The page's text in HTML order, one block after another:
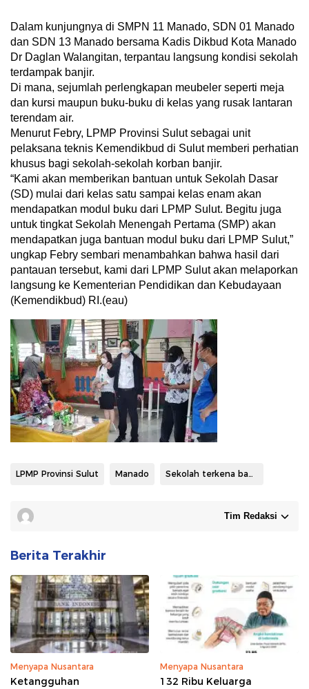
Dalam kunjungnya di SMPN 11 Manado, SDN 01 Manado
dan SDN 13 Manado bersama Kadis Dikbud Kota Manado
Dr Daglan Walangitan, terpantau langsung kondisi sekolah
terdampak banjir.
Di mana, sejumlah perlengkapan meubeler seperti meja
dan kursi maupun buku-buku di kelas yang rusak lantaran
terendam air.
Menurut Febry, LPMP Provinsi Sulut sebagai unit
pelaksana teknis Kemendikbud di Sulut memberi perhatian
khusus bagi sekolah-sekolah korban banjir.
“Kami akan memberikan bantuan untuk Sekolah Dasar
(SD) mulai dari kelas satu sampai kelas enam akan
mendapatkan modul buku dari LPMP Sulut. Begitu juga
untuk tingkat Sekolah Menengah Pertama (SMP) akan
mendapatkan juga bantuan modul buku dari LPMP Sulut,”
ungkap Febry sembari menambahkan bahwa hasil dari
pantauan tersebut, kami dari LPMP Sulut akan melaporkan
langsung ke Kementerian Pendidikan dan Kebudayaan
(Kemendikbud) RI.(eau)
LPMP Provinsi Sulut Manado Sekolah terkena banjir tanah longsor
Tim Redaksi
Berita Terakhir
Menyapa Nusantara
Ketangguhan
Menyapa Nusantara
132 Ribu Keluarga